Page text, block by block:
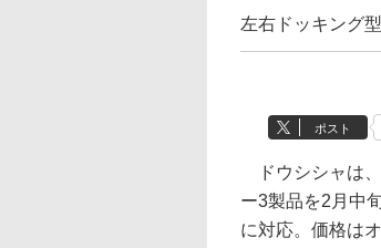
左右ドッキング
ポスト
ドウシシャは
ー3製品を2月中
に対応。価格は